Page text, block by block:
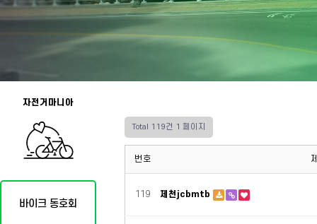
자전거마니아
바이크 동호회
Total 119건 1 페이지
번호
119 제천jcbmtb